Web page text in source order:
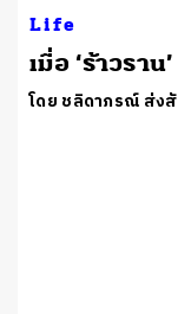
Life
เมื่อ ‘ร้าวราน
โดย ชลิดาภรณ์ ส่ง